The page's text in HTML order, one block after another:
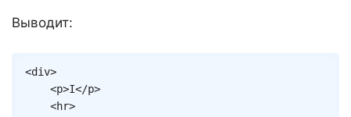
Выводит:
<div>
<p>I</p>
<hr>